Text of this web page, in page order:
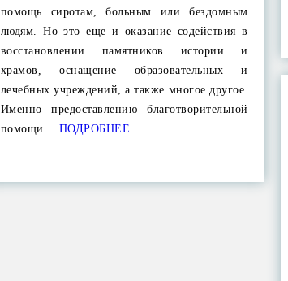
помощь сиротам, больным или бездомным
людям. Но это еще и оказание содействия в
восстановлении памятников истории и
храмов, оснащение образовательных и
лечебных учреждений, а также многое другое.
Именно предоставлению благотворительной
помощи… ПОДРОБНЕЕ